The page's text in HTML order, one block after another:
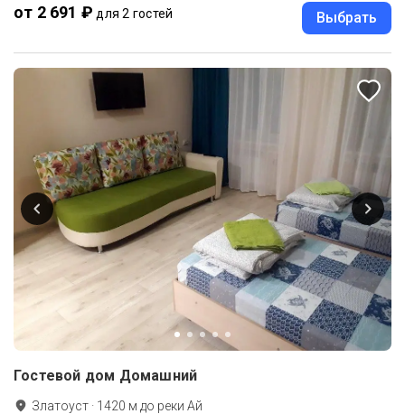
от 2 691 ₽ для 2 гостей Выбрать
Гостевой дом Домашний
Златоуст · 1420 м до реки Ай